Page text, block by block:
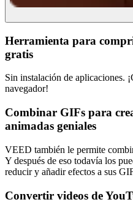
Herramienta para
gratis
Sin instalación de aplicaciones.
navegador!
Combinar GIFs para
animadas geniales
VEED también le permite
Y después de eso todavía los
reducir y añadir efectos a sus
Convertir videos de